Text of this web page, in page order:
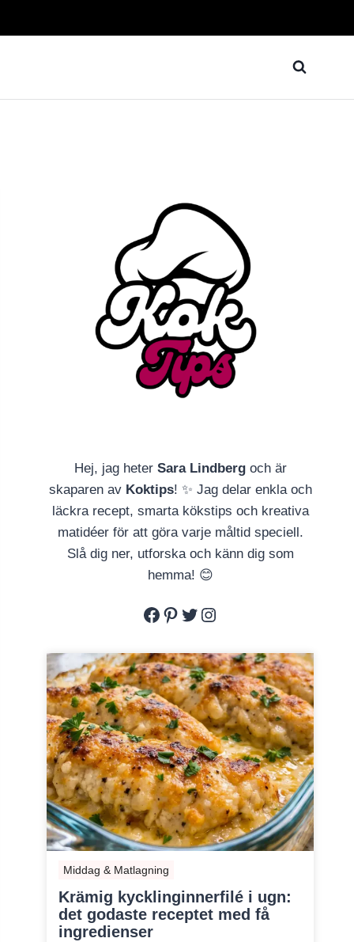
Hej, jag heter Sara Lindbergoch är
skaparen av Koktips! ✨ Jag delar enkla och
läckra recept, smarta kökstips och kreativa
matidéer för att göra varje måltid speciell.
Slå dig ner, utforska och känn dig som
hemma! 😊
Facebook
Pinterest
Twitter
Instagram
Middag & Matlagning
Krämig kycklinginnerfilé i ugn:
det godaste receptet med få
ingredienser